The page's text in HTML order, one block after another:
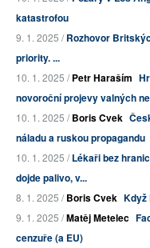
katastrofou
9. 1. 2025 /Rozhovor
priority. ...
10. 1. 2025 /Petr Haraším
novoroční projevy valných
10. 1. 2025 /Boris Cvek
náladu a ruskou propagandu
10. 1. 2025 /Lékaři bez
dojde palivo, v...
8. 1. 2025 /Boris Cvek Když
9. 1. 2025 /Matěj Metelec
cenzuře (a EU)